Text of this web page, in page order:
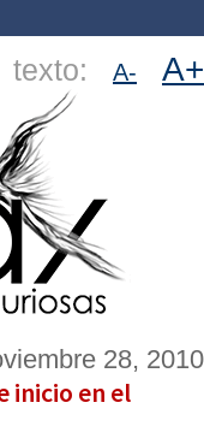
texto: A- A+
28, 2010
inicio en el